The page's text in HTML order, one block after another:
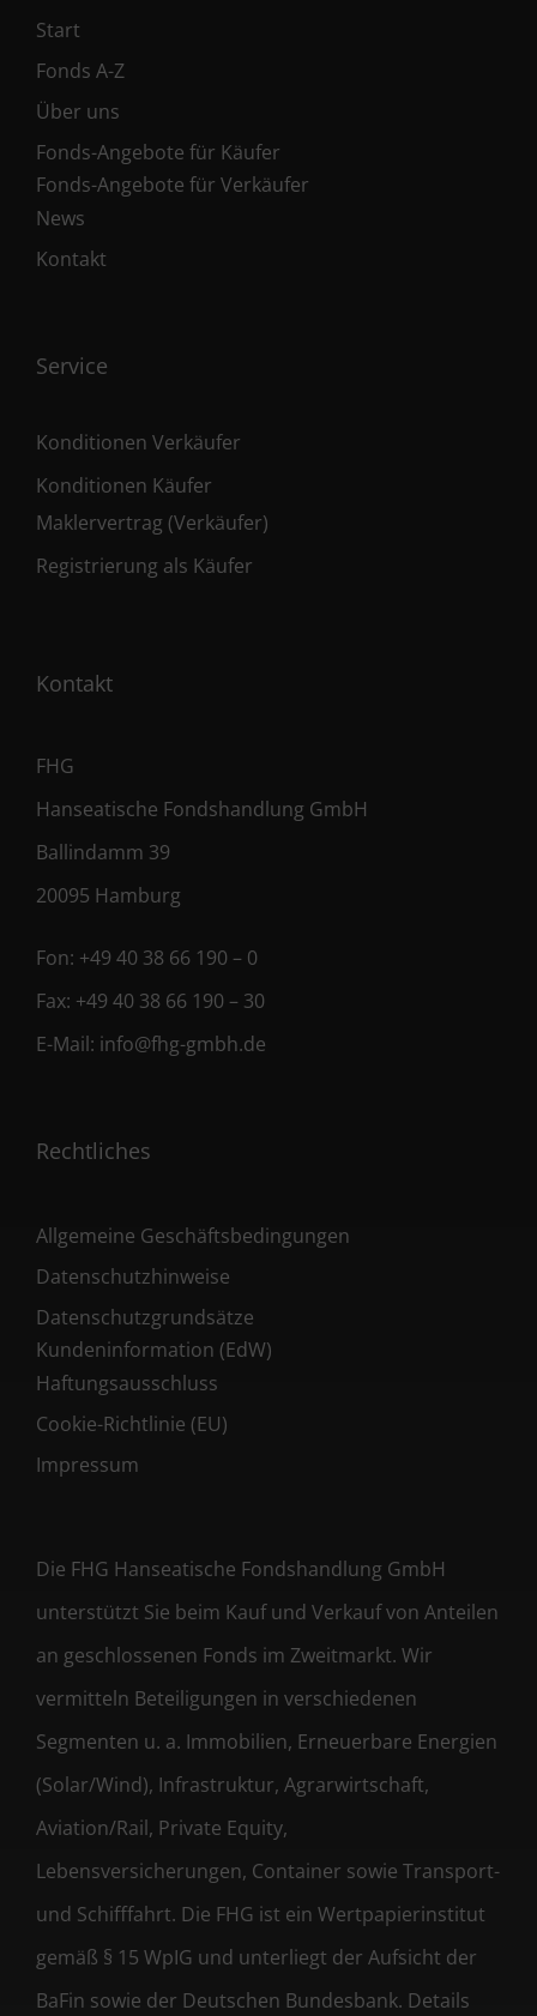
Start
Fonds A-Z
Über uns
Fonds-Angebote für Käufer
Fonds-Angebote für Verkäufer
News
Kontakt
Service
Konditionen Verkäufer
Konditionen Käufer
Maklervertrag (Verkäufer)
Registrierung als Käufer
Kontakt
FHG
Hanseatische Fondshandlung GmbH
Ballindamm 39
20095 Hamburg
Fon: +49 40 38 66 190 – 0
Fax: +49 40 38 66 190 – 30
E-Mail: info@fhg-gmbh.de
Rechtliches
Allgemeine Geschäftsbedingungen
Datenschutzhinweise
Datenschutzgrundsätze
Kundeninformation (EdW)
Haftungsausschluss
Cookie-Richtlinie (EU)
Impressum
Die FHG Hanseatische Fondshandlung GmbH
unterstützt Sie beim Kauf und Verkauf von Anteilen
an geschlossenen Fonds im Zweitmarkt. Wir
vermitteln Beteiligungen in verschiedenen
Segmenten u. a. Immobilien, Erneuerbare Energien
(Solar/Wind), Infrastruktur, Agrarwirtschaft,
Aviation/Rail, Private Equity,
Lebensversicherungen, Container sowie Transport-
und Schifffahrt. Die FHG ist ein Wertpapierinstitut
gemäß § 15 WpIG und unterliegt der Aufsicht der
BaFin sowie der Deutschen Bundesbank. Details